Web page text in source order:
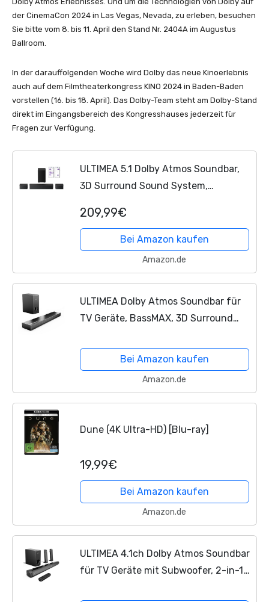
der CinemaCon 2024 in Las Vegas, Nevada, zu erleben, besuchen
Sie bitte vom 8. bis 11. April den Stand Nr. 2404A im Augustus
Ballroom.
In der darauffolgenden Woche wird Dolby das neue Kinoerlebnis
auch auf dem Filmtheaterkongress KINO 2024 in Baden-Baden
vorstellen (16. bis 18. April). Das Dolby-Team steht am Dolby-Stand
direkt im Eingangsbereich des Kongresshauses jederzeit für
Fragen zur Verfügung.
ULTIMEA 5.1 Dolby Atmos Soundbar,
3D Surround Sound System,
Subwoofer, 2 Rear-Lautsprechern,
Soundbar Bluetooth 5.3 mit...
209,99€
Bei Amazon kaufen
Amazon.de
ULTIMEA Dolby Atmos Soundbar für
TV Geräte, BassMAX, 3D Surround
Heimkino, 2.1PCSoundbar mit
Subwoofer, 5.3 BluetoothPC...
Bei Amazon kaufen
Amazon.de
Dune (4K Ultra-HD) [Blu-ray]
19,99€
Bei Amazon kaufen
Amazon.de
ULTIMEA 4.1ch Dolby Atmos Soundbar
für TV Geräte mit Subwoofer, 2-in-1